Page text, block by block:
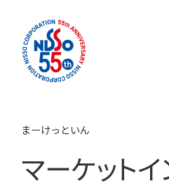
マーケットイ
まーけっといん